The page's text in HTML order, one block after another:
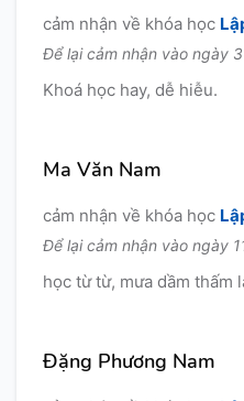
cảm nhận về khóa học
Để lại cảm nhận vào ngày
Khoá học hay, dễ hiễu.
Ma Văn Nam
cảm nhận về khóa học
Để lại cảm nhận vào ngày
học từ từ, mưa dầm thấm
Đặng Phương Nam